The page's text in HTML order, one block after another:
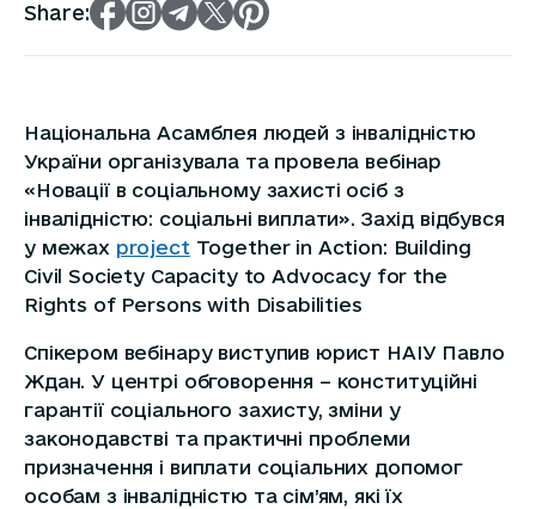
Share:
Національна Асамблея людей з інвалідністю
України організувала та провела вебінар
«Новації в соціальному захисті осіб з
інвалідністю: соціальні виплати». Захід відбувся
у межах project Together in Action: Building
Civil Society Capacity to Advocacy for the
Rights of Persons with Disabilities
Спікером вебінару виступив юрист НАІУ Павло
Ждан. У центрі обговорення – конституційні
гарантії соціального захисту, зміни у
законодавстві та практичні проблеми
призначення і виплати соціальних допомог
особам з інвалідністю та сім’ям, які їх